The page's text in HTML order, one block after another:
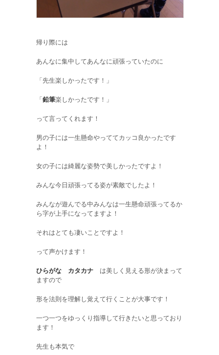
帰り際には
あんなに集中してあんなに頑張っていたのに
「先生楽しかったです！」
「鉛筆楽しかったです！」
って言ってくれます！
男の子には一生懸命やっててカッコ良かったです
よ！
女の子には綺麗な姿勢で美しかったですよ！
みんな今日頑張ってる姿が素敵でしたよ！
みんなが遊んでる中みんなは一生懸命頑張ってるか
ら字が上手になってますよ！
それはとても凄いことですよ！
って声かけます！
ひらがな カタカナ は美しく見える形が決まって
ますので
形を法則を理解し覚えて行くことが大事です！
一つ一つをゆっくり指導して行きたいと思っており
ます！
先生も本気で